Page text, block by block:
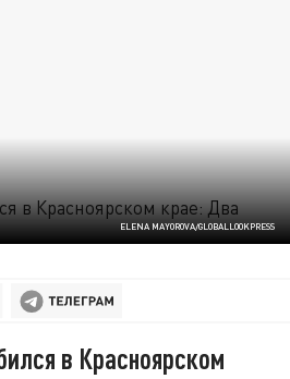
ELENA MAYOROVA/GLOBALLOOKPRESS
в Красноярском